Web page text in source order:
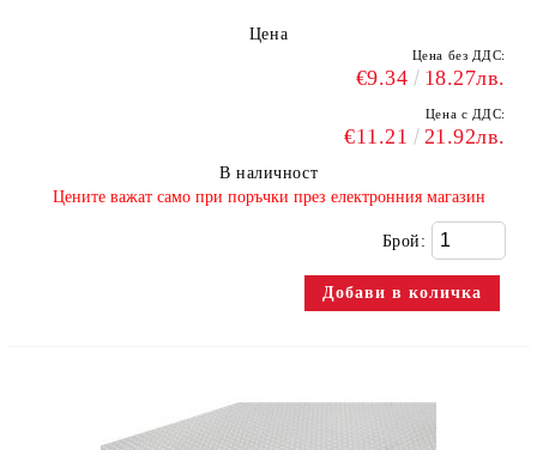
Цена
Цена без ДДС:
€9.34 18.27лв.
Цена с ДДС:
€11.21 21.92лв.
В наличност
​Цените важат само при поръчки през електронния магазин
Брой: